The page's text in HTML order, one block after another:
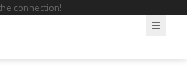
connection!